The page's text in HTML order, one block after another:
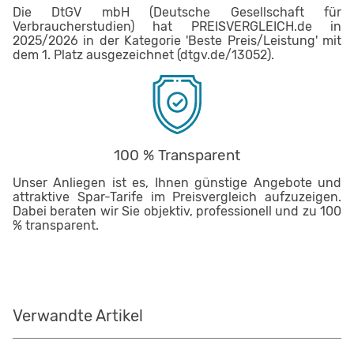
Die DtGV mbH (Deutsche Gesellschaft für
Verbraucherstudien) hat PREISVERGLEICH.de in
2025/2026 in der Kategorie 'Beste Preis/Leistung' mit
dem 1. Platz ausgezeichnet (dtgv.de/13052).
100 % Transparent
Unser Anliegen ist es, Ihnen günstige Angebote und
attraktive Spar-Tarife im Preisvergleich aufzuzeigen.
Dabei beraten wir Sie objektiv, professionell und zu 100
% transparent.
Verwandte Artikel